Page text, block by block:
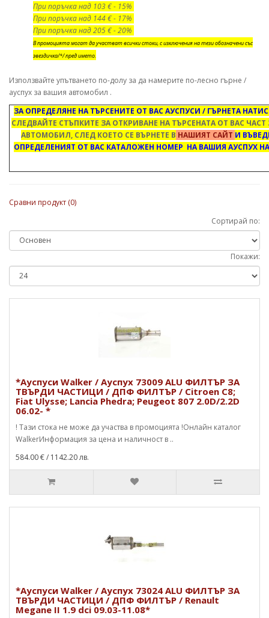
При поръчка над 103 € - 15%
При поръчка над 144 € - 17%
При поръчка над 205 € - 20%
В промоцията могат да участват всички стоки, с изключения на тези обозначени със
звездичка/*/ пред името.
Използвайте упътването по-долу за да намерите по-лесно гърне /
ауспух за вашия автомобил .
ЗА ОПРЕДЕЛЯНЕ НА ТЪРСЕНИТЕ ОТ ВАС АУСПУСИ / ГЪРНЕТА
СЛЕДВАЙТЕ СТЪПКИТЕ ЗА ОТКРИВАНЕ НА ТЪРСЕНАТА ОТ ВАС
АВТОМОБИЛ, СЛЕД КОЕТО СЕ ВЪРНЕТЕ В НАШИЯТ САЙТ И
ОПРЕДЕЛЕНИЯТ ОТ ВАС КАТАЛОЖЕН НОМЕР НА ВАШИЯ АУСПУХ
Сравни продукт (0)
Сортирай по:
Покажи:
*Ауспуси Walker / Ауспух 73009 ALU ФИЛТЪР ЗА
ТВЪРДИ ЧАСТИЦИ / ДПФ ФИЛТЪР / Citroen C8;
Fiat Ulysse; Lancia Phedra; Peugeot 807 2.0D/2.2D
06.02- *
! Тази стока не може да участва в промоцията !Онлайн каталог
WalkerИнформация за цена и наличност в ..
584.00 €/ 1142.20 лв.
*Ауспуси Walker / Ауспух 73024 ALU ФИЛТЪР ЗА
ТВЪРДИ ЧАСТИЦИ / ДПФ ФИЛТЪР / Renault
Megane II 1.9 dci 09.03-11.08*